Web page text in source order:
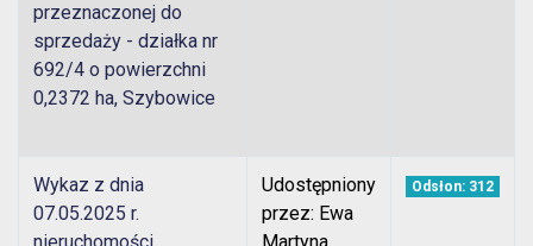
przeznaczonej do
sprzedaży - działka nr
692/4 o powierzchni
0,2372 ha, Szybowice
Wykaz z dnia
07.05.2025 r.
Udostępniony
przez: Ewa
Odsłon: 312